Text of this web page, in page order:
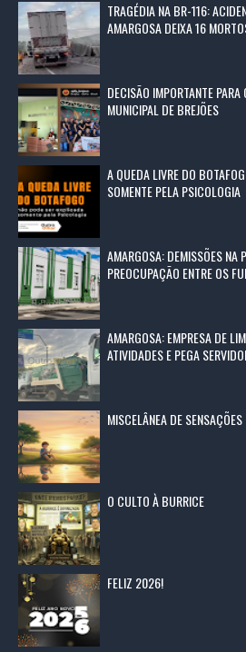
TRAGÉDIA NA BR-116:
AMARGOSA DEIXA 16
DECISÃO IMPORTANTE
MUNICIPAL DE BREJÕES
A QUEDA LIVRE DO
SOMENTE PELA PSICOLOGIA
AMARGOSA: DEMISSÕES NA
PREOCUPAÇÃO ENTRE OS
AMARGOSA: EMPRESA DE
ATIVIDADES E PEGA
MISCELÂNEA DE SENSAÇÕES
O CULTO À BURRICE
FELIZ 2026!